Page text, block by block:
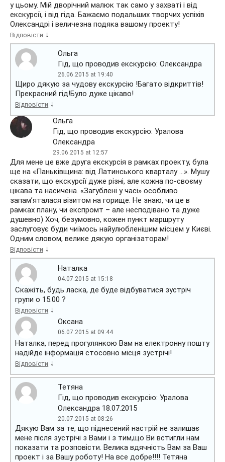
у цьому. Мій дворічний малюк так само у захваті і від
екскурсії, і від гіда. Бажаємо подальших творчих успіхів
Олександрі і величезна подяка вашому проекту!
Відповісти ↓
Ольга
Гід, що проводив екскурсію: Олександра
26.06.2015 at 19:40
Щиро дякую за чудову екскурсію !Багато відкриттів!
Прекрасний гід!Було дуже цікаво!
Відповісти ↓
Ольга
Гід, що проводив екскурсію: Уралова
Олександра
29.06.2015 at 12:57
Для мене це вже друга екскурсія в рамках проекту, була
ще на «Паньківщина: від Латинського кварталу …». Мушу
сказати, що екскурсії дуже різні, але кожна по-своєму
цікава та насичена. «Загублені у часі» особливо
запам’яталася візитом на горище. Не знаю, чи це в
рамках плану, чи експромт – але несподівано та дуже
душевно) Хоч, безумовно, кожен пункт маршруту
заслуговує буди чиїмось найулюбленішим місцем у Києві.
Одним словом, велике дякую організаторам!
Відповісти ↓
Наталка
04.07.2015 at 15:18
Скажіть, будь ласка, де буде відбуватися зустріч
групи о 15.00 ?
Відповісти ↓
Оксана
06.07.2015 at 09:44
Наталка, перед прогулянкою Вам на електронну пошту
надійде інформація стосовно місця зустрічі!
Відповісти ↓
Тетяна
Гід, що проводив екскурсію: Уралова
Олександра 18.07.2015
20.07.2015 at 08:26
Дякую Вам за те, що піднесений настрій не залишає
мене після зустрічі з Вами і з тим,що Ви встигли нам
показати та розповісти. Велика вдячність Вам за Ваш
проект і за Вашу роботу! На все добре!!!! Тетяна